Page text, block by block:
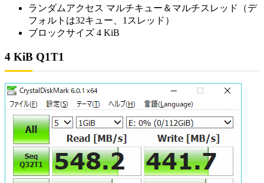
ランダムアクセス マルチキュー＆マルチスレッド（デ
フォルトは32キュー、1スレッド）
ブロックサイズ 4 KiB
4 KiB Q1T1